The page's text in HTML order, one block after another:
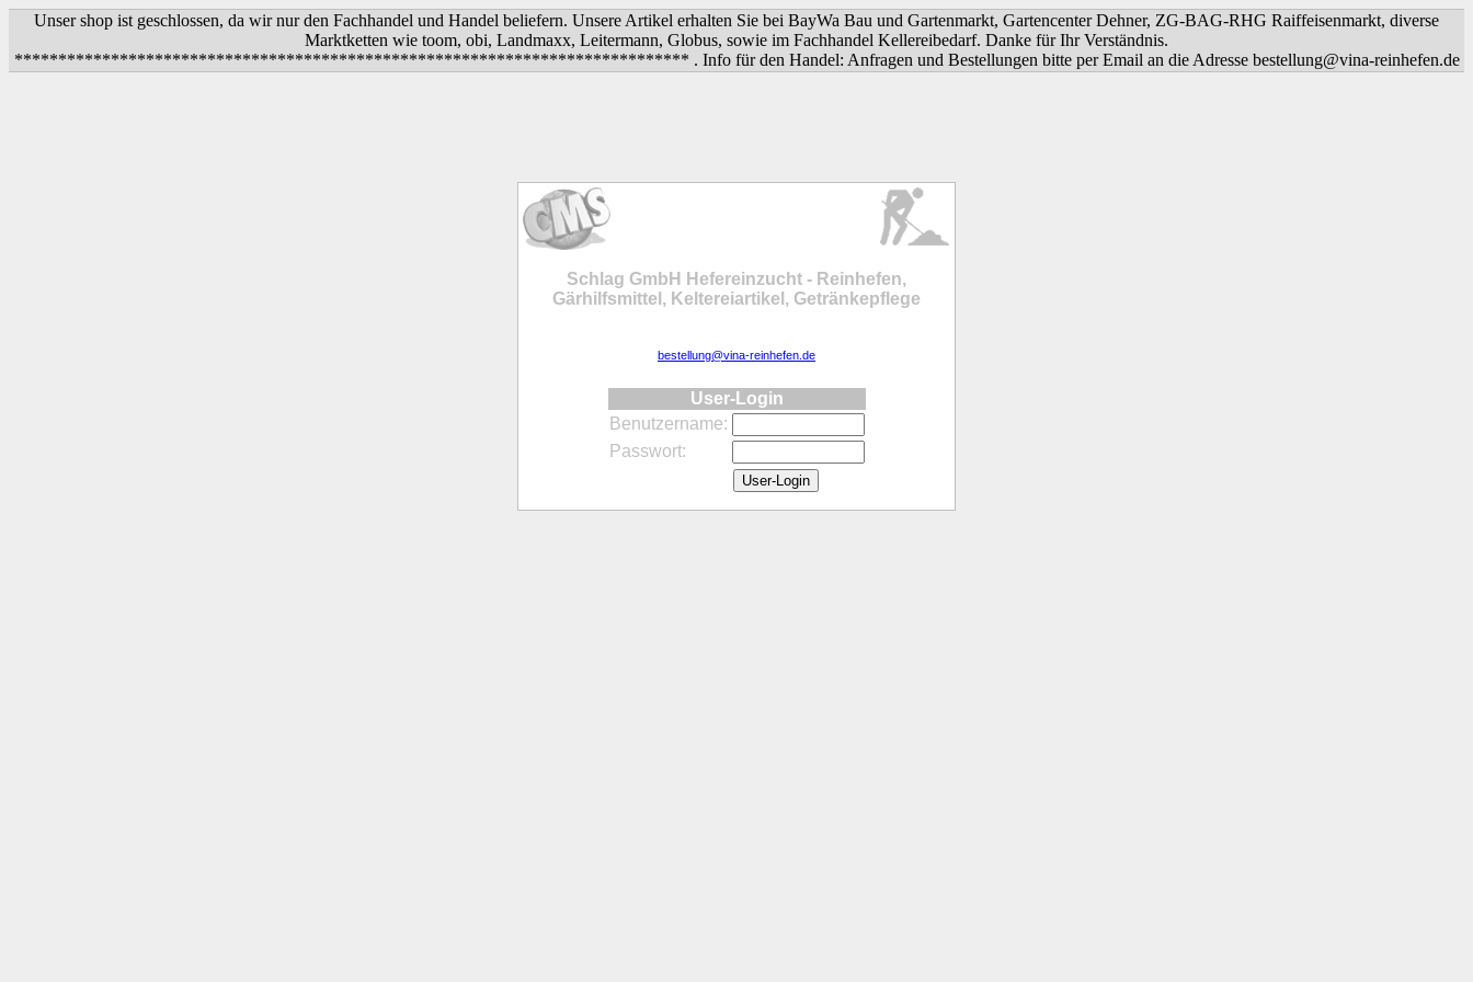
Unser shop ist geschlossen, da wir nur den Fachhandel und Handel beliefern. Unsere Artikel erhalten Sie bei BayWa Bau und Gartenmarkt, Gartencenter Dehner, ZG-BAG-RHG Raiffeisenmarkt, diverse
Marktketten wie toom, obi, Landmaxx, Leitermann, Globus, sowie im Fachhandel Kellereibedarf. Danke für Ihr Verständnis.
***************************************************************************** . Info für den Handel: Anfragen und Bestellungen bitte per Email an die Adresse bestellung@vina-reinhefen.de
Schlag GmbH Hefereinzucht - Reinhefen,
Gärhilfsmittel, Keltereiartikel, Getränkepflege
bestellung@vina-reinhefen.de
User-Login
Benutzername:
Passwort: